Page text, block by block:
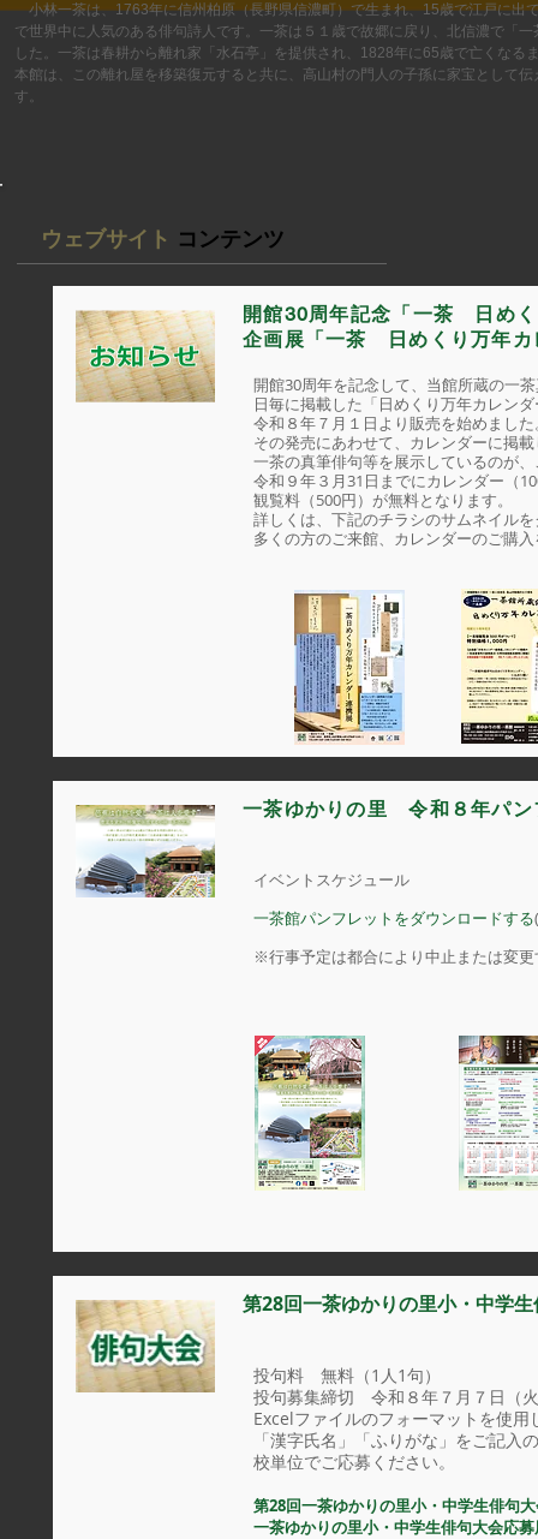
小林一茶は、1763年に信州柏原（長野県信濃町）で生まれ、15歳で江戸に出
で世界中に人気のある俳句詩人です。一茶は５１歳で故郷に戻り、北信濃で「
した。一茶は春耕から離れ家「水石亭」を提供され、1828年に65歳で亡くな
本館は、この離れ屋を移築復元すると共に、高山村の門人の子孫に家宝として
す。
ウェブサイト コンテンツ
開館30周年記念「一茶 日め
企画展「一茶 日めくり万年カ
開館30周年を記念して、当館所蔵の一
日毎に掲載した「日めくり万年カレン
令和８年７月１日より販売を始めました
その発売にあわせて、カレンダーに掲
一茶の真筆俳句等を展示しているのが
令和９年３月31日までにカレンダー（
観覧料（500円）が無料となります。
詳しくは、下記のチラシのサムネイル
多くの方のご来館、カレンダーのご購
一茶ゆかりの里 令和８年パン
イベントスケジュール
一茶館パンフレットをダウンロードする
※行事予定は都合により中止または変
第28回一茶ゆかりの里小・中学
投句料 無料（1人1句）
投句募集締切 令和８年７月７日
Excelファイルのフォーマットを使
「漢字氏名」「ふりがな」をご記入
校単位でご応募ください。
第28回一茶ゆかりの里小・中学生俳句
一茶ゆかりの里小・中学生俳句大会応